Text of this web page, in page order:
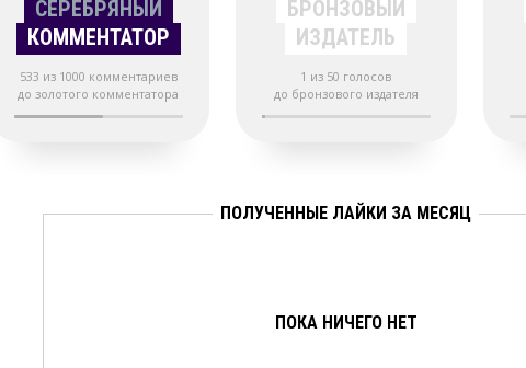
СЕРЕБРЯНЫЙ
КОММЕНТАТОР
533 из 1000 комментариев
до золотого комментатора
БРОНЗОВЫЙ
ИЗДАТЕЛЬ
1 из 50 голосов
до бронзового издателя
ПОЛУЧЕННЫЕ ЛАЙКИ ЗА МЕСЯЦ
ПОКА НИЧЕГО НЕТ